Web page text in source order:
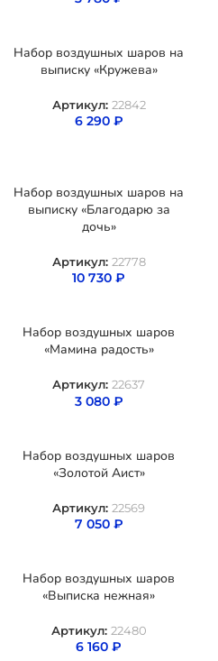
Набор воздушных шаров на
выписку «Кружева»
Артикул: 22842
6 290 ₽
Набор воздушных шаров на
выписку «Благодарю за
дочь»
Артикул: 22778
10 730 ₽
Набор воздушных шаров
«Мамина радость»
Артикул: 22637
3 080 ₽
Набор воздушных шаров
«Золотой Аист»
Артикул: 22569
7 050 ₽
Набор воздушных шаров
«Выписка нежная»
Артикул: 22480
6 160 ₽